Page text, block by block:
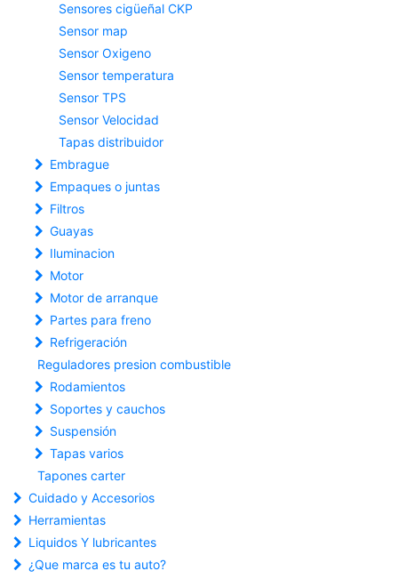
Sensores cigüeñal CKP
Sensor map
Sensor Oxigeno
Sensor temperatura
Sensor TPS
Sensor Velocidad
Tapas distribuidor
Embrague
Empaques o juntas
Filtros
Guayas
Iluminacion
Motor
Motor de arranque
Partes para freno
Refrigeración
Reguladores presion combustible
Rodamientos
Soportes y cauchos
Suspensión
Tapas varios
Tapones carter
Cuidado y Accesorios
Herramientas
Liquidos Y lubricantes
¿Que marca es tu auto?